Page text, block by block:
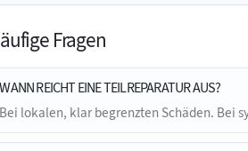
Fragen
WANN REICHT EINE TEILREPARATUR AUS?
Bei lokalen, klar begrenzten Schäden. Bei